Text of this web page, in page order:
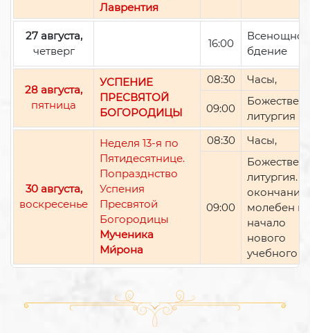
Лаврентия
27 августа,
четверг
16:00
Всенощное
бдение
28 августа,
пятница
УСПЕНИЕ
ПРЕСВЯТОЙ
БОГОРОДИЦЫ
08:30 Часы,
09:00
литургия
30 августа,
воскресенье
Неделя 13-я по
Пятидесятнице.
Попразднство
Успения
Пресвятой
Богородицы
Мученика
Ми́рона
08:30 Часы,
09:00
литургия.
окончании
молебен
начало
нового
учебного